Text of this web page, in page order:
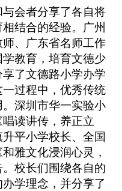
会者分享了各自将
结合的经验。广州
、广东省名师工作
教育，培育文德少
了文德路小学办学
过程中，优秀传统
深圳市华一实验小
读讲传，养正立
平小学校长、全国
雅文化浸润心灵，
校长们围绕各自的
学理念，并分享了